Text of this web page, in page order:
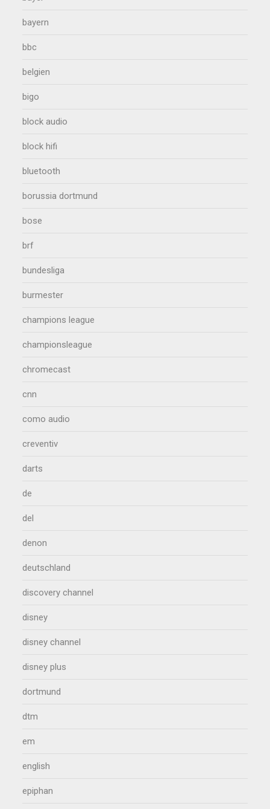
bayern
bbc
belgien
bigo
block audio
block hifi
bluetooth
borussia dortmund
bose
brf
bundesliga
burmester
champions league
championsleague
chromecast
cnn
como audio
creventiv
darts
de
del
denon
deutschland
discovery channel
disney
disney channel
disney plus
dortmund
dtm
em
english
epiphan